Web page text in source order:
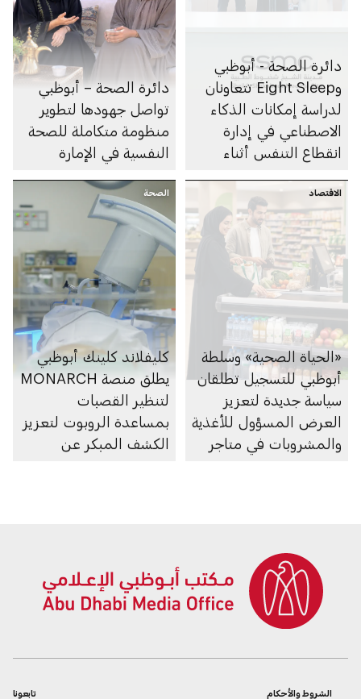
دائرة الصحة - أبوظبي
وEight Sleep تتعاونان
لدراسة إمكانات الذكاء
الاصطناعي في إدارة
انقطاع التنفس أثناء
دائرة الصحة – أبوظبي
تواصل جهودها لتطوير
منظومة متكاملة للصحة
النفسية في الإمارة
الاقتصاد
«الحياة الصحية» وسلطة
أبوظبي للتسجيل تطلقان
سياسة جديدة لتعزيز
العرض المسؤول للأغذية
والمشروبات في متاجر
الصحة
كليفلاند كلينك أبوظبي
يطلق منصة MONARCH
لتنظير القصبات
بمساعدة الروبوت لتعزيز
الكشف المبكر عن
تابعونا الشروط والأحكام